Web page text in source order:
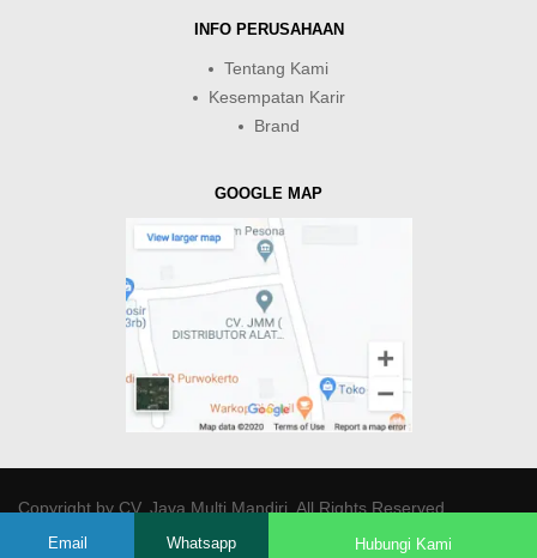
INFO PERUSAHAAN
Tentang Kami
Kesempatan Karir
Brand
GOOGLE MAP
Copyright byCV. Java Multi Mandiri. All Rights Reserved.
Email Whatsapp Hubungi Kami